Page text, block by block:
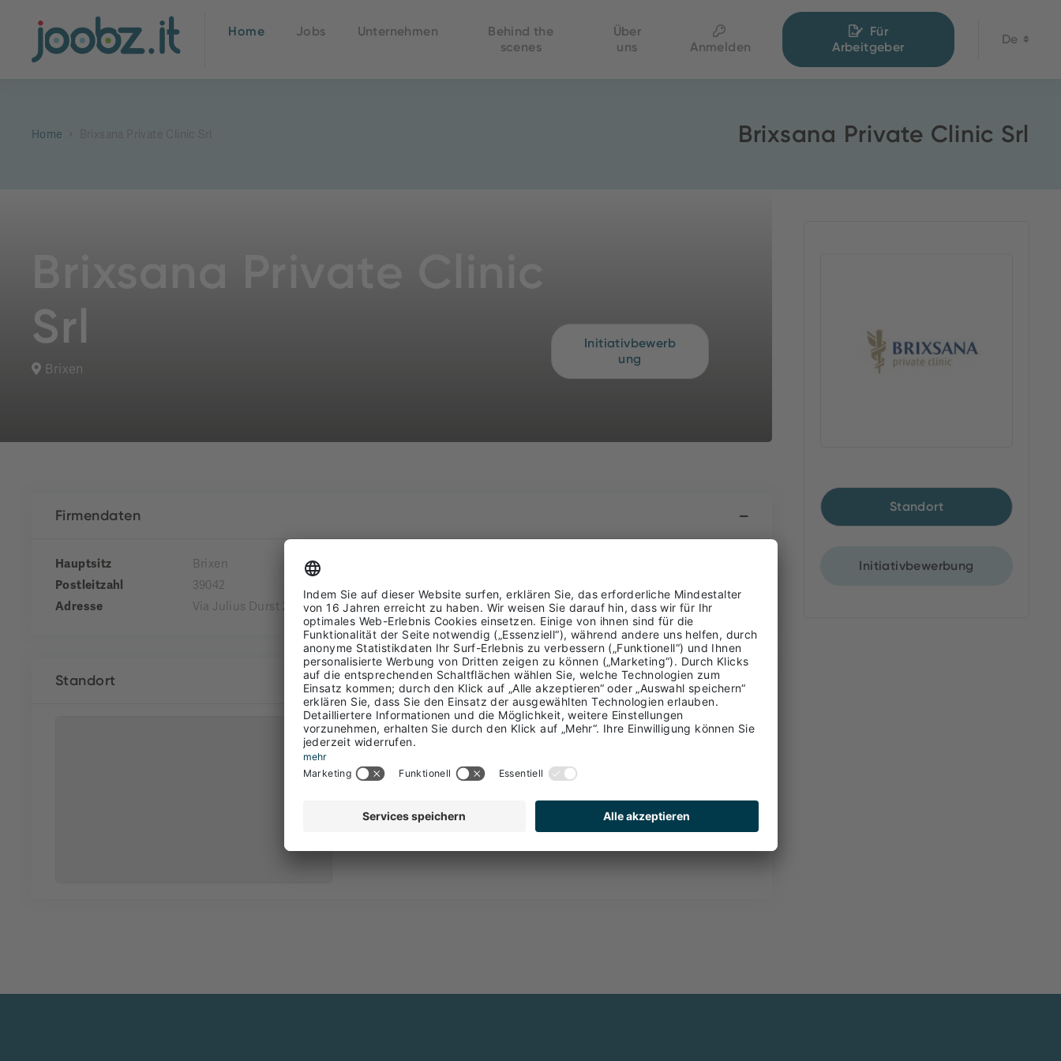
Home Jobs Unternehmen
Behind the
scenes
Über
uns
Anmelden
Für
Arbeitgeber
De
Home Brixsana Private Clinic Srl Brixsana Private Clinic Srl
Standort
Initiativbewerbung
Srl
Brixen
Initiativbewerb
ung
Firmendaten
Hauptsitz
Brixen
Postleitzahl
39042
Adresse
Via Julius Durst 28
Webseite
Standort
Brixsana Private Clinic Srl
39042 Brixen - Südtirol - Italien